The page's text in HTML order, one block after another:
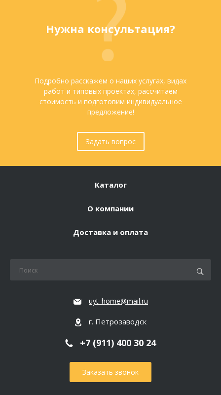
Нужна консультация?
Подробно расскажем о наших услугах, видах
работ и типовых проектах, рассчитаем
стоимость и подготовим индивидуальное
предложение!
Задать вопрос
Каталог
О компании
Доставка и оплата
uyt_home@mail.ru
г. Петрозаводск
+7 (911) 400 30 24
Заказать звонок